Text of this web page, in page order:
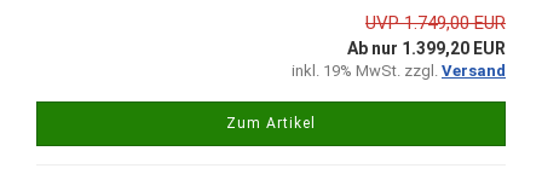
UVP 1.749,00 EUR
Ab nur 1.399,20 EUR
inkl. 19% MwSt. zzgl. Versand
Zum Artikel